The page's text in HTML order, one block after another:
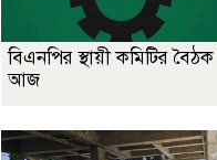
বিএনপির স্থায়ী কমিটির বৈঠক
আজ